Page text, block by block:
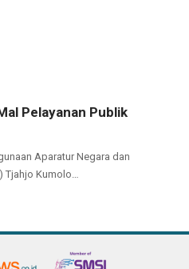
Pelayanan Publik
Aparatur Negara dan
Tjahjo Kumolo…